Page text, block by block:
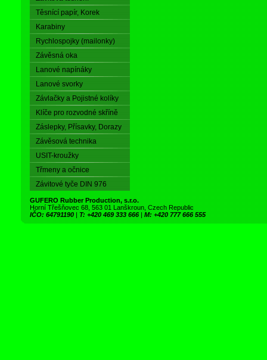
Těsnící papír, Korek
Karabiny
Rychlospojky (mailonky)
Závěsná oka
Lanové napínáky
Lanové svorky
Závlačky a Pojistné kolíky
Klíče pro rozvodné skříně
Záslepky, Přísavky, Dorazy
Závěsová technika
USIT-kroužky
Třmeny a očnice
Závitové tyče DIN 976
GUFERO Rubber Production, s.r.o.
Horní Třešňovec 68, 563 01 Lanškroun, Czech Republic
IČO: 64791190 | T: +420 469 333 666 | M: +420 777 666 555